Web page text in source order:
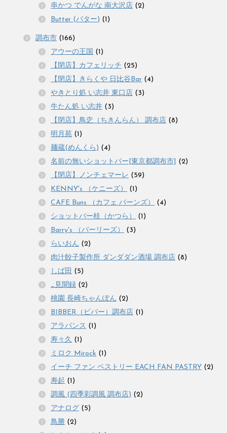
串かつ でんがな 南大沢店 (2)
Butter (バター) (1)
調布市 (166)
アウーの王国 (1)
【閉店】カフェリッチ (25)
【閉店】きらくや 日比谷Bar (4)
やきとり処 い志井 東口店 (3)
牛たん処 い志井 (3)
【閉店】鳥赱（ちきんらん） 調布店 (8)
明月苑 (1)
麺蔵(めんくら) (4)
名前の無いショットバー[東京都調布市]
(2)
【閉店】ノンチェマーレ (59)
KENNY's （ケニーズ）
(1)
CAFE Buns （カフェ バーンズ）
(4)
ショットバー桂（かつら）
(1)
Barry's （バーリーズ）
(3)
らいおん (2)
肉汁餃子製作所 ダンダダン酒場 調布店 (8)
しば田 (5)
_見聞録 (2)
桃園 長崎ちゃんぽん (2)
BIBBER（ビバー）調布店 (1)
アラパンス (1)
寿々久 (1)
ミロク Mirock (1)
イーチ ファン ペストリー EACH FAN PASTRY (2)
寿起 (1)
調風 (四季彩調風 調布店) (2)
アナログ (5)
鳥勝 (2)